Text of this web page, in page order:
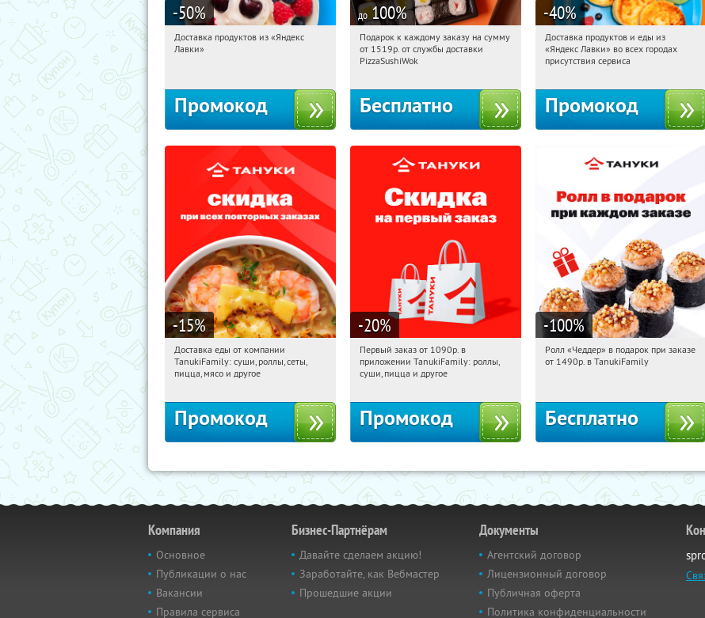
-50%
07:10:45 Получили:
Доставка продуктов из «Яндекс
Лавки»
Промокод
до 100%
07:10:45 Получили:196
г. Москва
Подарок к каждому заказу на сумму
от 1519р. от службы доставки
PizzaSushiWok
Бесплатно
-40%
07:10:45 Получили:
Россия
Доставка продуктов и еды из
«Яндекс Лавки» во всех городах
присутствия сервиса
Промокод
-15%
07:10:45 Получили:
Россия
Доставка еды от компании
TanukiFamily: суши, роллы, сеты,
пицца, мясо и другое
Промокод
-20%
07:10:45 Получили:
Россия
Первый заказ от 1090р. в
приложении TanukiFamily: роллы,
суши, пицца и другое
Промокод
-100%
07:10:45 Получили:108
Ролл «Чеддер» в подарок при заказе
от 1490р. в TanukiFamily
Бесплатно
Компания
Основное
Публикации о нас
Вакансии
Правила сервиса
Бизнес-Партнёрам
Давайте сделаем акцию!
Заработайте, как Вебмастер
Прошедшие акции
Документы
Агентский договор
Лицензионный договор
Публичная оферта
Политика конфиденциальности